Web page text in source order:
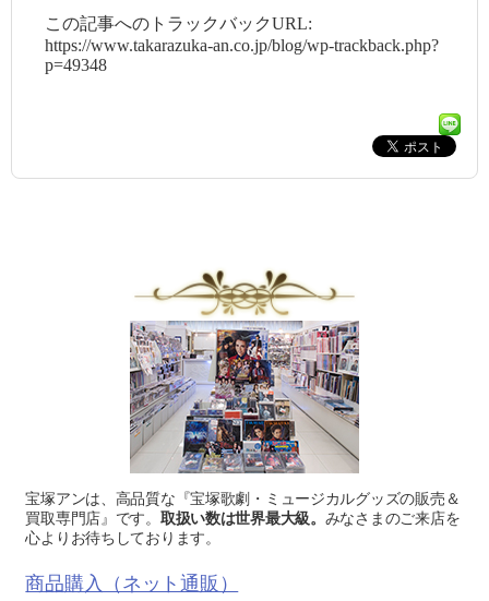
この記事へのトラックバックURL:
https://www.takarazuka-an.co.jp/blog/wp-trackback.php?
p=49348
宝塚アンは、高品質な『宝塚歌劇・ミュージカルグッズの販売＆
買取専門店』です。 取扱い数は世界最大級。 みなさまのご来店を
心よりお待ちしております。
商品購入（ネット通販）